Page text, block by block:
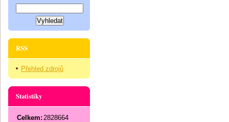
RSS
Přehled zdrojů
Statistiky
Celkem: 2828664